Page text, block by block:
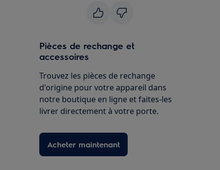
Pièces de rechange et
accessoires
Trouvez les pièces de rechange
d'origine pour votre appareil dans
notre boutique en ligne et faites-les
livrer directement à votre porte.
Acheter maintenant